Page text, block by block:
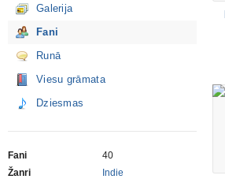
Galerija
Fani
Runā
Viesu grāmata
Dziesmas
Fani
40
Žanri
Indie